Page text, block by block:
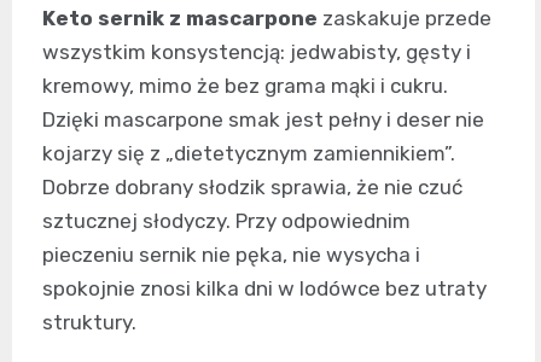
Keto sernik z mascarpone zaskakuje przede
wszystkim konsystencją: jedwabisty, gęsty i
kremowy, mimo że bez grama mąki i cukru.
Dzięki mascarpone smak jest pełny i deser nie
kojarzy się z „dietetycznym zamiennikiem”.
Dobrze dobrany słodzik sprawia, że nie czuć
sztucznej słodyczy. Przy odpowiednim
pieczeniu sernik nie pęka, nie wysycha i
spokojnie znosi kilka dni w lodówce bez utraty
struktury.